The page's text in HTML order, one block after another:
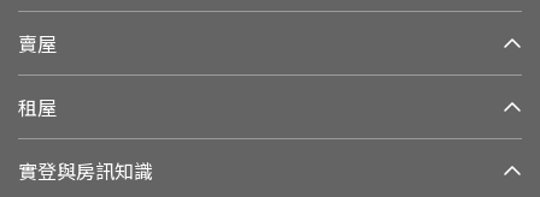
賣屋
租屋
實登與房訊知識